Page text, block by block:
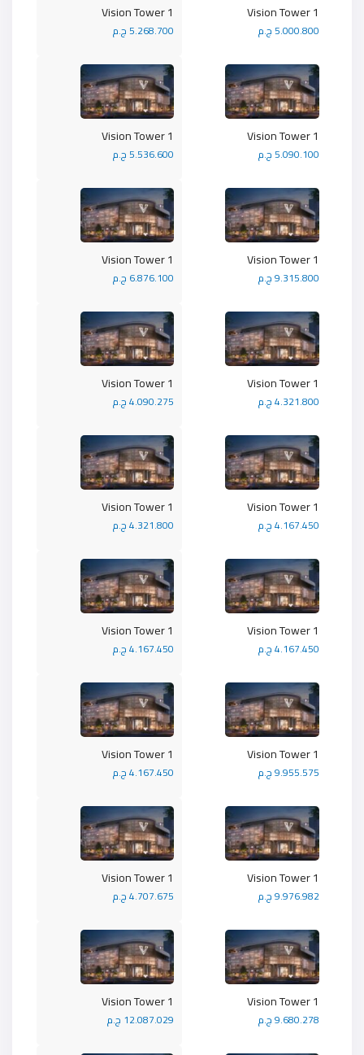
Vision Tower 1
5.268.700 ج.م
Vision Tower 1
5.000.800 ج.م
Vision Tower 1
5.536.600 ج.م
Vision Tower 1
5.090.100 ج.م
Vision Tower 1
6.876.100 ج.م
Vision Tower 1
9.315.800 ج.م
Vision Tower 1
4.090.275 ج.م
Vision Tower 1
4.321.800 ج.م
Vision Tower 1
4.321.800 ج.م
Vision Tower 1
4.167.450 ج.م
Vision Tower 1
4.167.450 ج.م
Vision Tower 1
4.167.450 ج.م
Vision Tower 1
4.167.450 ج.م
Vision Tower 1
9.955.575 ج.م
Vision Tower 1
4.707.675 ج.م
Vision Tower 1
9.976.982 ج.م
Vision Tower 1
12.087.029 ج.م
Vision Tower 1
9.680.278 ج.م